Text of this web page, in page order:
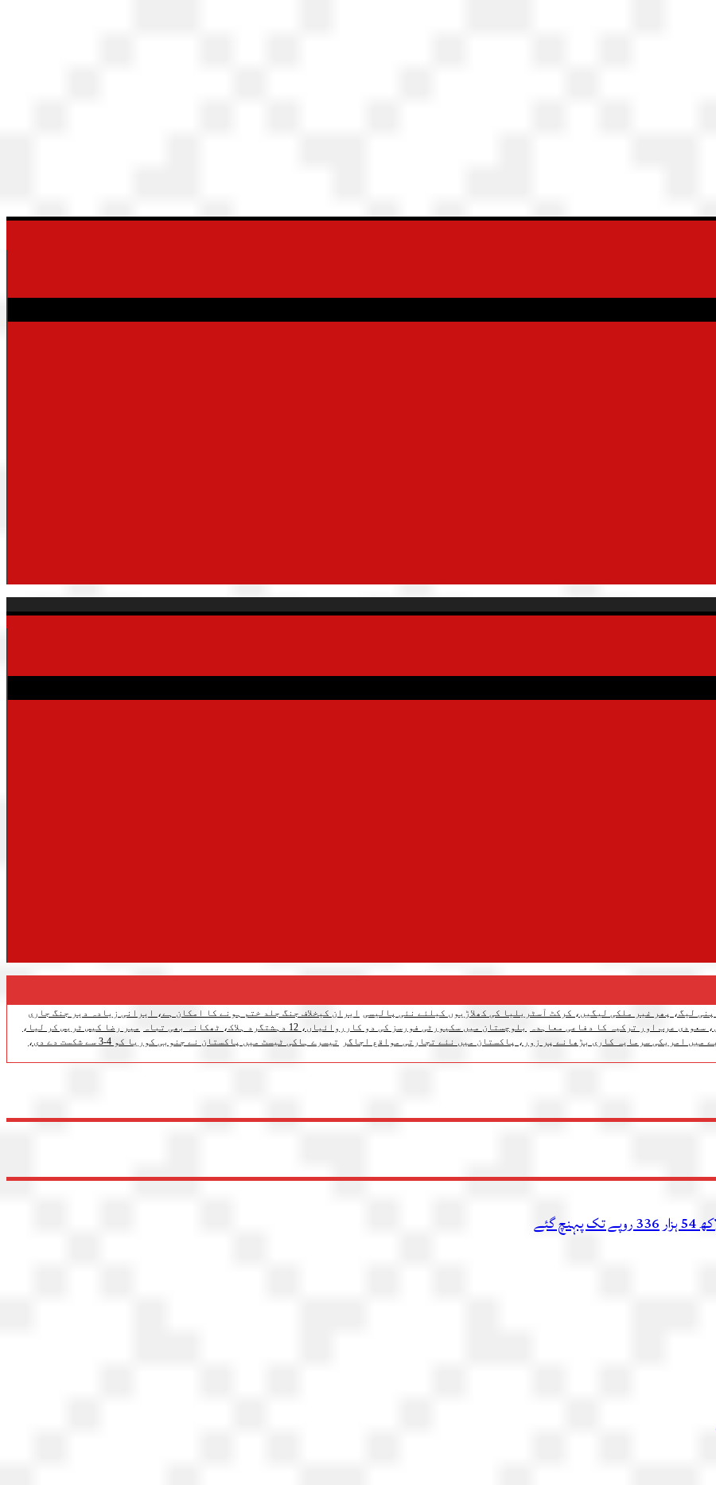
لیگ، پھر غیر ملکی لیگیں، کرکٹ آسٹریلیا کی کھلاڑیوں کیلئے نئی پالیسی ایران کیخلاف جنگ جلد ختم ہونے کا امکان ہے، ایرانی زیادہ دیر جنگ جاری
سعودی عرب اور ترکیہ کا دفاعی معاہدہ بلوچستان میں سکیورٹی فورسز کی دو کارروائیاں، 12 دہشتگرد ہلاک، ٹھکانہ بھی تباہ
میر رضا کیس ٹریس کر لیا،
میں امریکی سرمایہ کاری بڑھانے پر زور، پاکستان میں نئے تجارتی مواقع اجاگر
تیسرے ہاکی ٹیسٹ میں پاکستان نے جنوبی کوریا کو 4-3 سے شکست دے دی،